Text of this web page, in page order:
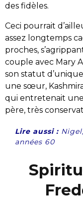
des fidèles.
Ceci pourrait
assez longtemps
proches,
couple avec Mary
son statut
une sœur,
qui entretenait
père, très
Lire aussi :
années 60